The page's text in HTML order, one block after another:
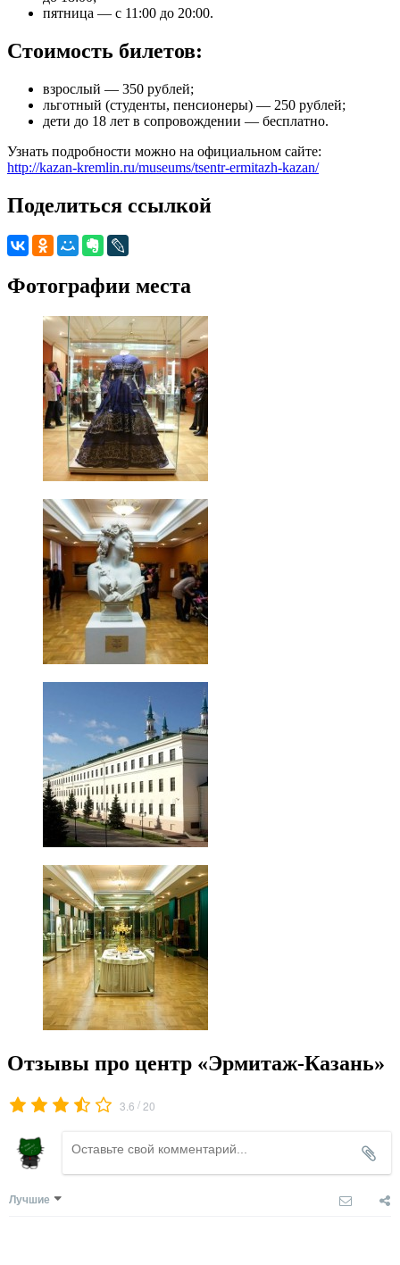
пятница — с 11:00 до 20:00.
Стоимость билетов:
взрослый — 350 рублей;
льготный (студенты, пенсионеры) — 250 рублей;
дети до 18 лет в сопровождении — бесплатно.
Узнать подробности можно на официальном сайте:
http://kazan-kremlin.ru/museums/tsentr-ermitazh-kazan/
Поделиться ссылкой
Фотографии места
Отзывы про центр «Эрмитаж-Казань»
3.6 /20
Лучшие